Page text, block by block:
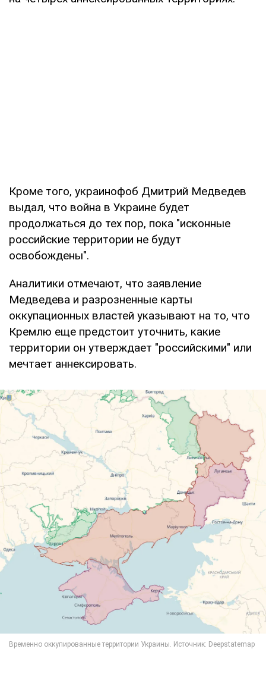
Кроме того, украинофоб Дмитрий Медведев
выдал, что война в Украине будет
продолжаться до тех пор, пока "исконные
российские территории не будут
освобождены".
Аналитики отмечают, что заявление
Медведева и разрозненные карты
оккупационных властей указывают на то, что
Кремлю еще предстоит уточнить, какие
территории он утверждает "российскими" или
мечтает аннексировать.